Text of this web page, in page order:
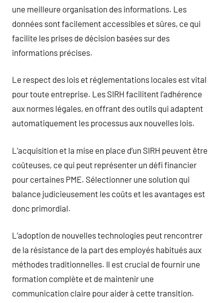
une meilleure organisation des informations. Les
données sont facilement accessibles et sûres, ce qui
facilite les prises de décision basées sur des
informations précises.
Le respect des lois et réglementations locales est vital
pour toute entreprise. Les SIRH facilitent l’adhérence
aux normes légales, en offrant des outils qui adaptent
automatiquement les processus aux nouvelles lois.
L’acquisition et la mise en place d’un SIRH peuvent être
coûteuses, ce qui peut représenter un défi financier
pour certaines PME. Sélectionner une solution qui
balance judicieusement les coûts et les avantages est
donc primordial.
L’adoption de nouvelles technologies peut rencontrer
de la résistance de la part des employés habitués aux
méthodes traditionnelles. Il est crucial de fournir une
formation complète et de maintenir une
communication claire pour aider à cette transition.